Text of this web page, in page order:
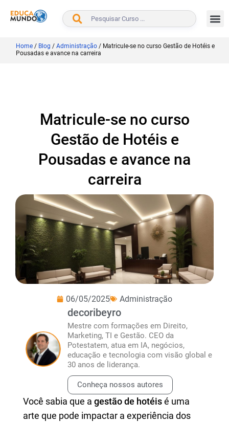
BUSCAR
Home / Blog / Administração / Matricule-se no curso Gestão de Hotéis e
Pousadas e avance na carreira
Matricule-se no curso
Gestão de Hotéis e
Pousadas e avance na
carreira
06/05/2025 Administração
decoribeyro
Mestre com formações em Direito,
Marketing, TI e Gestão. CEO da
Potestatem, atua em IA, negócios,
educação e tecnologia com visão global e
30 anos de liderança.
Conheça nossos autores
Você sabia que a gestão de hotéisé uma
arte que pode impactar a experiência dos